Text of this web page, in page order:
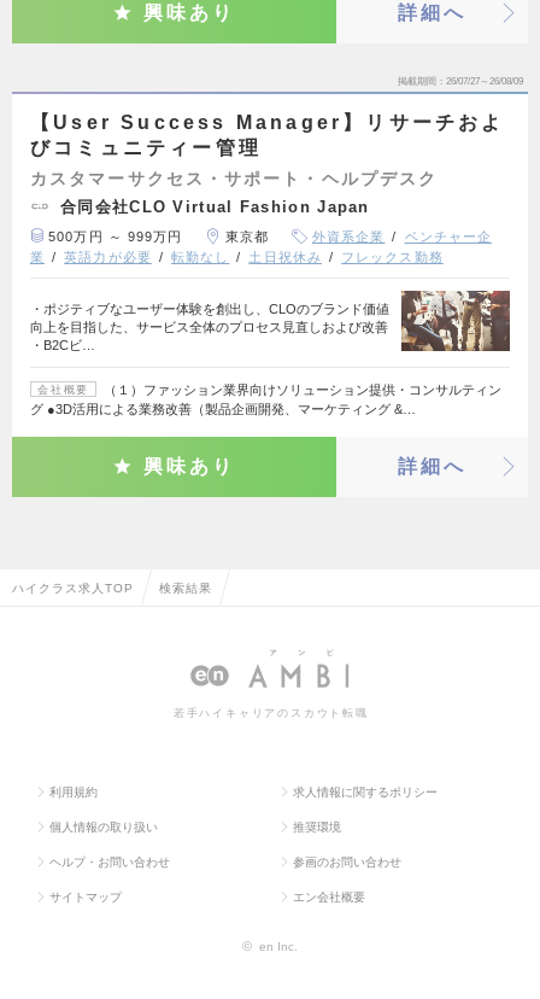
興味あり 詳細へ
掲載期間 26/07/27～26/08/09
【User Success Manager】リサーチおよ
びコミュニティー管理
カスタマーサクセス・サポート・ヘルプデスク
合同会社CLO Virtual Fashion Japan
500万円 ～ 999万円 東京都 外資系企業
ベンチャー企
業
英語力が必要 転勤なし 土日祝休み フレックス勤務
・ポジティブなユーザー体験を創出し、CLOのブランド価値
向上を目指した、サービス全体のプロセス見直しおよび改善
・B2Cビ…
会社概要
（１）ファッション業界向けソリューション提供・コンサルティン
グ ●3D活用による業務改善（製品企画開発、マーケティング &…
興味あり 詳細へ
ハイクラス求人TOP 検索結果
若手ハイキャリアのスカウト転職
利用規約 求人情報に関するポリシー
個人情報の取り扱い 推奨環境
ヘルプ・お問い合わせ 参画のお問い合わせ
サイトマップ エン会社概要
© en Inc.